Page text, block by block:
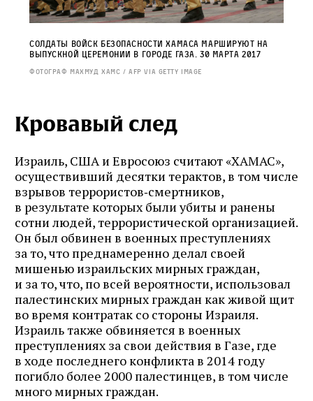
Солдаты войск безопасности Хамаса маршируют на
выпускной церемонии в городе Газа. 30 марта 2017
Фотограф Махмуд Хамс / AFP via Getty Image
Кровавый след
Израиль, США и Евросоюз считают «ХАМАС»,
осуществивший десятки терактов, в том числе
взрывов террористов‑смертников,
в результате которых были убиты и ранены
сотни людей, террористической организацией.
Он был обвинен в военных преступлениях
за то, что преднамеренно делал своей
мишенью израильских мирных граждан,
и за то, что, по всей вероятности, использовал
палестинских мирных граждан как живой щит
во время контратак со стороны Израиля.
Израиль также обвиняется в военных
преступлениях за свои действия в Газе, где
в ходе последнего конфликта в 2014 году
погибло более 2000 палестинцев, в том числе
много мирных граждан.